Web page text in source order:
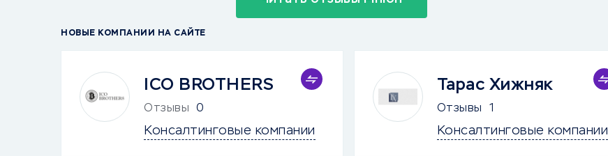
НОВЫЕ КОМПАНИИ НА САЙТЕ
ICO BROTHERS
Отзывы 0
Консалтинговые компании
Тарас Хижняк
Отзывы 1
Консалтинговые компании